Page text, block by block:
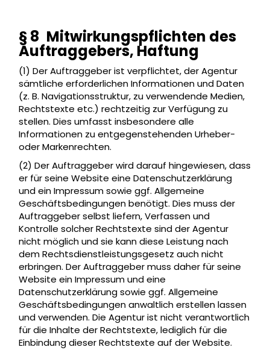
§ 8 Mitwirkungspflichten des
Auftraggebers, Haftung
(1) Der Auftraggeber ist verpflichtet, der Agentur
sämtliche erforderlichen Informationen und Daten
(z. B. Navigationsstruktur, zu verwendende Medien,
Rechtstexte etc.) rechtzeitig zur Verfügung zu
stellen. Dies umfasst insbesondere alle
Informationen zu entgegenstehenden Urheber-
oder Markenrechten.
(2) Der Auftraggeber wird darauf hingewiesen, dass
er für seine Website eine Datenschutzerklärung
und ein Impressum sowie ggf. Allgemeine
Geschäftsbedingungen benötigt. Dies muss der
Auftraggeber selbst liefern, Verfassen und
Kontrolle solcher Rechtstexte sind der Agentur
nicht möglich und sie kann diese Leistung nach
dem Rechtsdienstleistungsgesetz auch nicht
erbringen. Der Auftraggeber muss daher für seine
Website ein Impressum und eine
Datenschutzerklärung sowie ggf. Allgemeine
Geschäftsbedingungen anwaltlich erstellen lassen
und verwenden. Die Agentur ist nicht verantwortlich
für die Inhalte der Rechtstexte, lediglich für die
Einbindung dieser Rechtstexte auf der Website.